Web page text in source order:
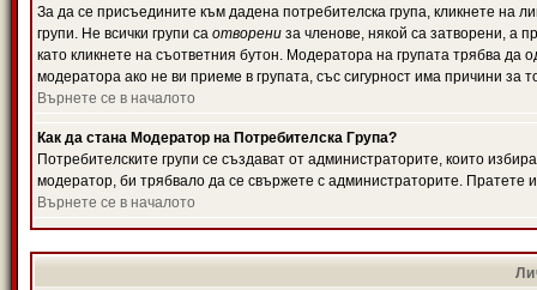
За да се присъедините към дадена потребителска група, кликнете на
групи. Не всички групи са отворени за членове, някой са затворени, а
като кликнете на съответния бутон. Модератора на групата трябва
модератора ако не ви приеме в групата, със сигурност има причини за
Върнете се в началото
Как да стана Модератор на Потребителска Група?
Потребителските групи се създават от администраторите, които
модератор, би трябвало да се свържете с администраторите.
Върнете се в началото